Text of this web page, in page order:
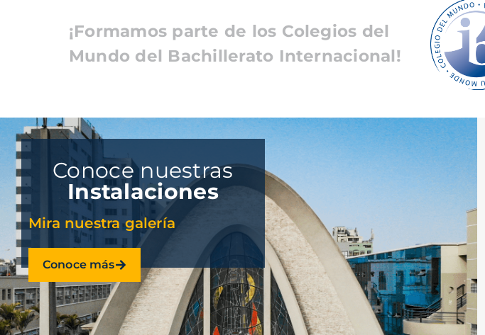
¡Formamos parte de los Colegios del
Mundo del Bachillerato Internacional!
Conoce nuestras
Instalaciones
Mira nuestra galería
Conoce más